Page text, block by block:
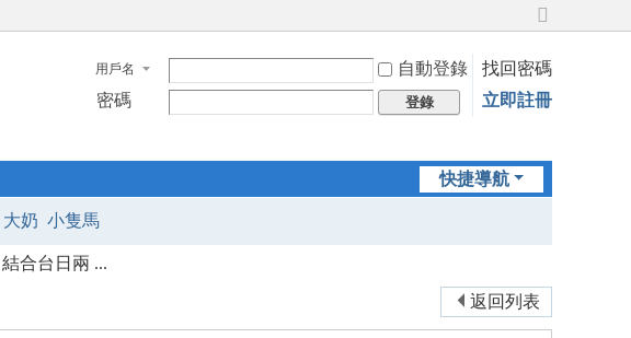
切
換
到
寬
版
用戶名 自動登錄
找回密碼
密碼
登錄 立即註冊
快捷導航
大奶 小隻馬
合台日兩 ...
返回列表